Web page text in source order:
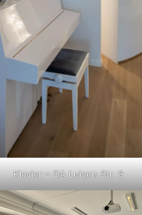
Klavier – DA Luisen Str. 8